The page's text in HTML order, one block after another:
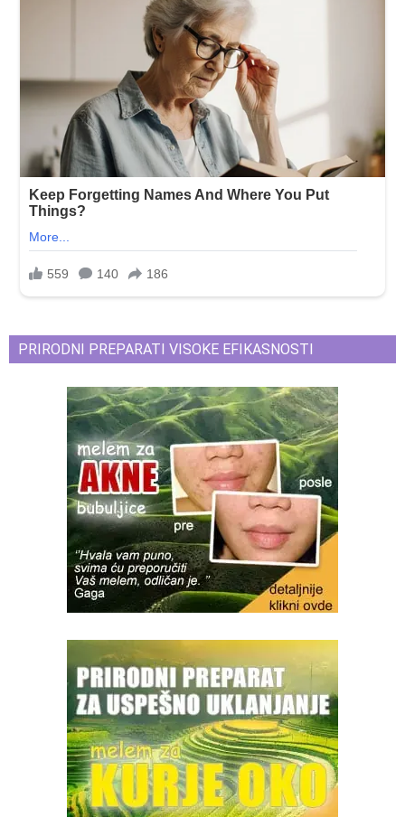
PRIRODNI PREPARATI VISOKE EFIKASNOSTI